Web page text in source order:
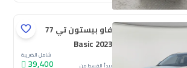
فاو بيستون تي 77
Basic 2023
يبدأ القسط من
شامل الضريبة
39,400